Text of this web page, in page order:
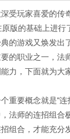
受玩家喜爱的传
版的基础上进行
的游戏又焕发出
的职业之一，法
力，下面就为大
重要概念就是“连
法师的连招组合
组合，才能充分